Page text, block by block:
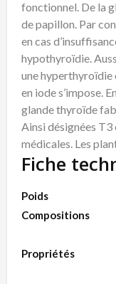
fonctionnel. De la
de papillon. Par
en cas
hypothyroïdie.
une hyperthyroïdie
en iode s’impose.
glande thyroïde
Ainsi désignées
médicales. Les
Fiche
Poids
Compositions
Propriétés